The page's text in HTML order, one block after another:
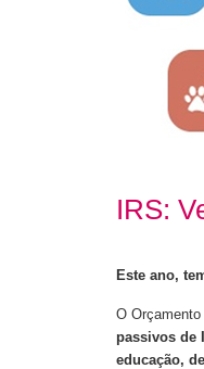
IRS:
Este ano,
O
passivos de
educação,